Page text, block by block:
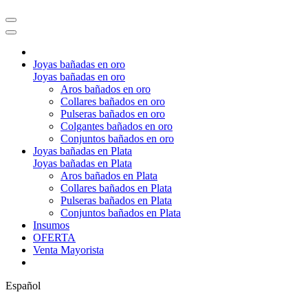
Joyas bañadas en oro
Joyas bañadas en oro
Aros bañados en oro
Collares bañados en oro
Pulseras bañados en oro
Colgantes bañados en oro
Conjuntos bañados en oro
Joyas bañadas en Plata
Joyas bañadas en Plata
Aros bañados en Plata
Collares bañados en Plata
Pulseras bañados en Plata
Conjuntos bañados en Plata
Insumos
OFERTA
Venta Mayorista
Español